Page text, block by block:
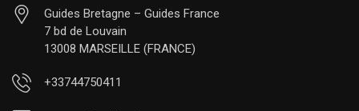
Guides Bretagne – Guides France
7 bd de Louvain
13008 MARSEILLE (FRANCE)
+33744750411